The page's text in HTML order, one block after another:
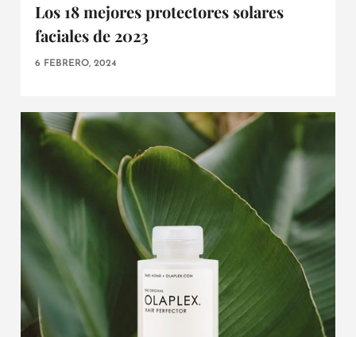
Los 18 mejores protectores solares
faciales de 2023
6 FEBRERO, 2024